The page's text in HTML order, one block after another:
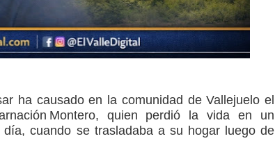
ha causado en la comunidad de Vallejuelo el
Montero, quien perdió la vida en un
cuando se trasladaba a su hogar luego de